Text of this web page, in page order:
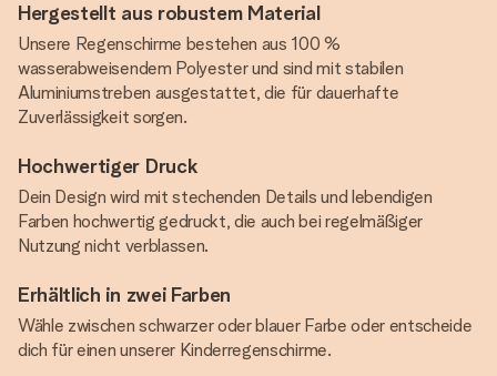
Hergestellt aus robustem Material
Unsere Regenschirme bestehen aus 100 %
wasserabweisendem Polyester und sind mit stabilen
Aluminiumstreben ausgestattet, die für dauerhafte
Zuverlässigkeit sorgen.
Hochwertiger Druck
Dein Design wird mit stechenden Details und lebendigen
Farben hochwertig gedruckt, die auch bei regelmäßiger
Nutzung nicht verblassen.
Erhältlich in zwei Farben
Wähle zwischen schwarzer oder blauer Farbe oder entscheide
dich für einen unserer Kinderregenschirme.